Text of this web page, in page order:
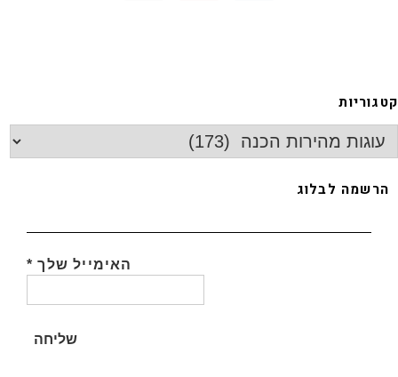
לבלוג
האימייל שלך*